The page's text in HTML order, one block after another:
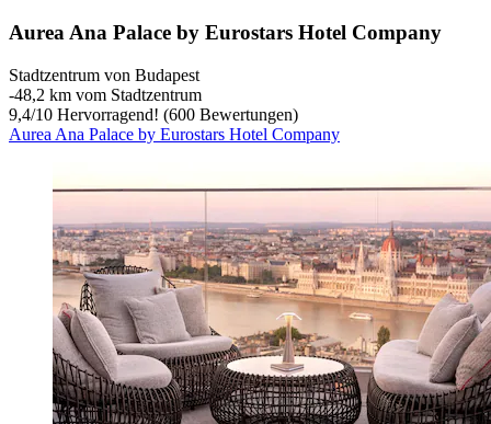
Aurea Ana Palace by Eurostars Hotel Company
Stadtzentrum von Budapest
‐48,2 km vom Stadtzentrum
9,4/10 Hervorragend! (600 Bewertungen)
Aurea Ana Palace by Eurostars Hotel Company